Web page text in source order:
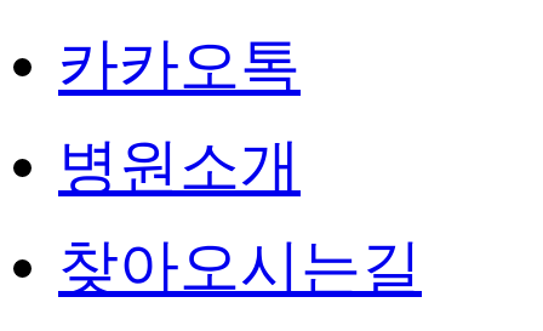
카카오톡
병원소개
찾아오시는길